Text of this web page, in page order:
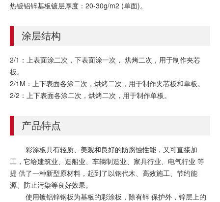
热镀铝锌基板镀层厚度：20-30g/m2 (单面)。
涂层结构
2/1：上表面涂二次，下表面涂一次， 烘烤二次，用于制作夹芯
板。
2/1M：上下表面各涂二次，烘烤二次，用于制作夹芯板和单板。
2/2：上下表面各涂二次，烘烤二次，用于制作单板。
产品特点
彩涂板具有轻质、美观和良好的防腐蚀性能，又可直接加
工，它给建筑业、造船业、车辆制造业、家具行业、电气行业 等
提 供了一种新型原材料，起到了以钢代木、高效施工、节约能
源、防止污染等良好效果。
使用镀铝锌钢板为基板的彩涂板，除有锌 保护外，锌层上的